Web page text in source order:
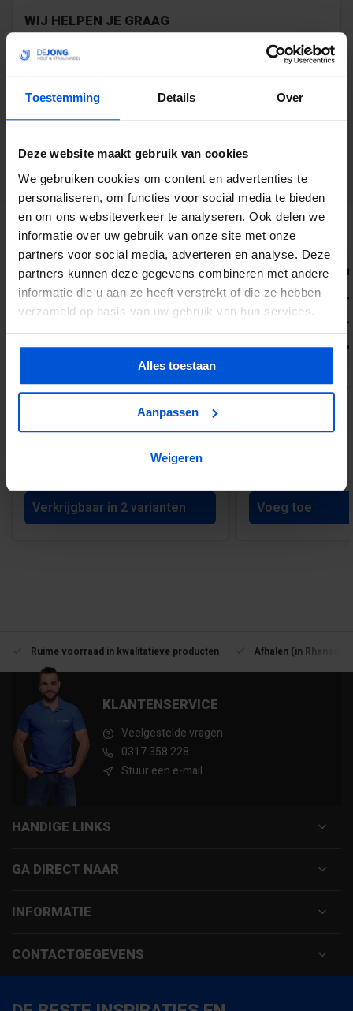
Toestemming Details Over
Deze website maakt gebruik van cookies
We gebruiken cookies om content en advertenties te
personaliseren, om functies voor social media te bieden
en om ons websiteverkeer te analyseren. Ook delen we
informatie over uw gebruik van onze site met onze
partners voor social media, adverteren en analyse. Deze
partners kunnen deze gegevens combineren met andere
informatie die u aan ze heeft verstrekt of die ze hebben
verzameld op basis van uw gebruik van hun services.
Alles toestaan
Aanpassen
Weigeren
WIJ HELPEN JE GRAAG
0317 358 228
info@dejonghandelsonderneming.nl
klanten geven ons een 9.1 op
GERELATEERDE PRODUCTEN
Steel Look enkele deur - dubbel glas
Verkrijgbaar in 2 varianten
Steel Look dubbele
Voeg toe
Ruime voorraad in kwalitatieve producten Afhalen (in Rhenen)
KLANTENSERVICE
Veelgestelde vragen
0317 358 228
Stuur een e-mail
HANDIGE LINKS
GA DIRECT NAAR
INFORMATIE
CONTACTGEGEVENS